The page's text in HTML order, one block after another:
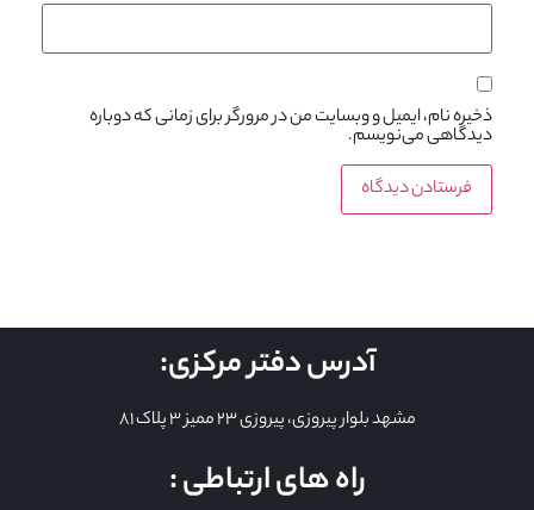
ذخیره نام، ایمیل و وبسایت من در مرورگر برای زمانی که دوباره
دیدگاهی می‌نویسم.
آدرس دفتر مرکزی:
مشهد بلوار پیروزی، پیروزی 23 ممیز 3 پلاک 81
راه های ارتباطی :